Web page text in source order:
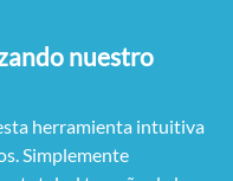
nuestro
herramienta intuitiva
Simplemente